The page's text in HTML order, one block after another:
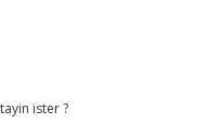
ister ?